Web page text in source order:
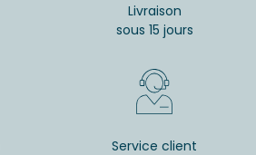
Livraison
sous 15 jours
Service client